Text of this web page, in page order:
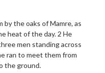
by the oaks of Mamre, as
heat of the day. 2 He
men standing across
ran to meet them from
the ground.